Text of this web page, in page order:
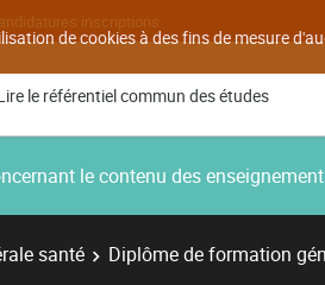
de cookies à des fins de mesure
inscriptions
le référentiel commun des études
le contenu des
santé
Diplôme de formation